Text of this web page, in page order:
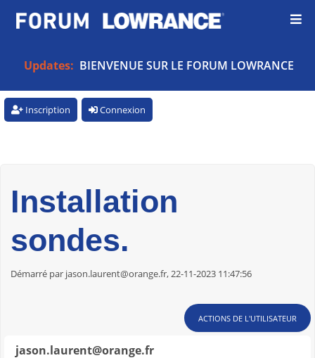
Updates: BIENVENUE SUR LE FORUM LOWRANCE
Inscription Connexion
Installation
sondes.
Démarré par jason.laurent@orange.fr, 22-11-2023 11:47:56
ACTIONS DE L'UTILISATEUR
jason.laurent@orange.fr